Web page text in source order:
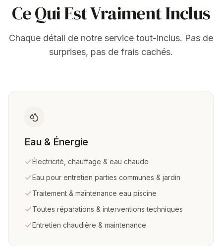
Ce Qui Est Vraiment Inclus
Chaque détail de notre service tout-inclus. Pas de
surprises, pas de frais cachés.
Eau & Énergie
Électricité, chauffage & eau chaude
Eau pour entretien parties communes & jardin
Traitement & maintenance eau piscine
Toutes réparations & interventions techniques
Entretien chaudière & maintenance